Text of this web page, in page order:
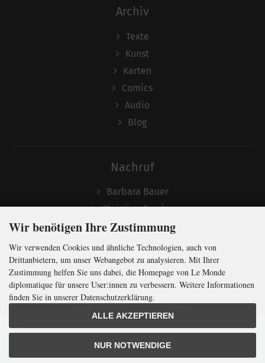
mit der weltweitgrößten
MonatszeitungfürinternationalePolitik
Archiv
Texte
Kunst
Karten
Comics
Audio
Blog
Nachruf
Barbara Bauer
Christian Semler
Folgen
Wir benötigen Ihre Zustimmung
Wir verwenden Cookies und ähnliche Technologien, auch von
Drittanbietern, um unser Webangebot zu analysieren. Mit Ihrer
Zustimmung helfen Sie uns dabei, die Homepage von Le Monde
diplomatique für unsere User:innen zu verbessern. Weitere Informationen
finden Sie in unserer Datenschutzerklärung.
ALLE AKZEPTIEREN
NUR NOTWENDIGE